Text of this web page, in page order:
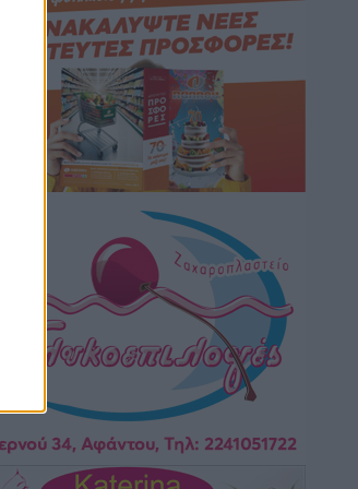
Τοπικές Ειδήσεις πριν 4 ώρες
Iατρικός Σύλλογος Ροδου προς Α.
Γεωργιάδη: Στρατηγικές Προτάσεις για
την Ενίσχυση της Δημόσιας Υγείας στη
Νησιωτική Ελλάδα και στα
Νοσοκομεία της Γ΄ Ζώνης
πριν 4 ώρες
Πάνθηρες: Ξεκίνησαν αισιόδοξοι για
την παρθενική “πτήση” τους
Αθλητικά• πριν 4 ώρες
Άρης Αρχαγγέλου: Στο πλευρό του
άτυχου Ιάκωβου Θωμά
Αθλητικά πριν 4 ώρες